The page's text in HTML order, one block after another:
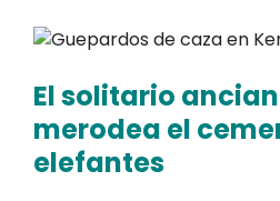
El solitario
merodea el
elefantes